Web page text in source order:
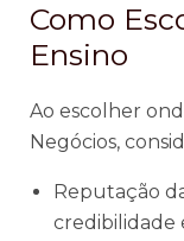
Como
Ensino
Ao escolher
Negócios,
Reputação
credibilidade